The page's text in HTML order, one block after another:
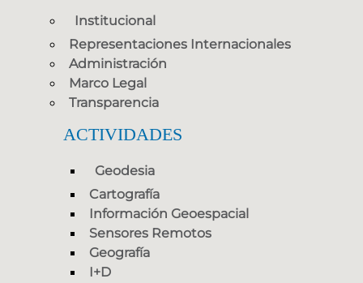
Institucional
Representaciones Internacionales
Administración
Marco Legal
Transparencia
ACTIVIDADES
Geodesia
Cartografía
Información Geoespacial
Sensores Remotos
Geografía
I+D